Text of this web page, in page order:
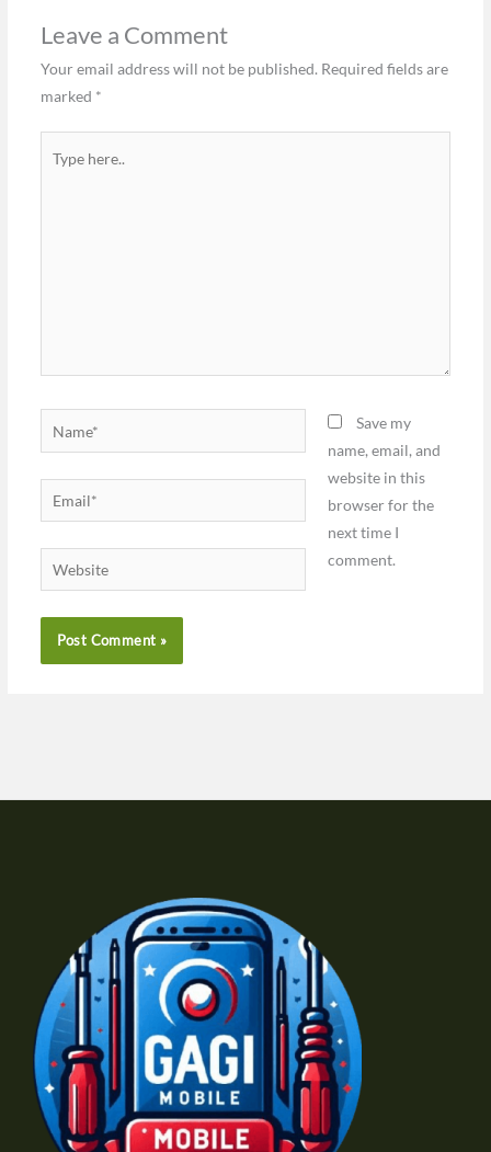
Leave a Comment
Your email address will not be published. Required fields are
marked *
here..
Name*
Email*
Website
Save my
name, email, and
website in this
browser for the
next time I
comment.